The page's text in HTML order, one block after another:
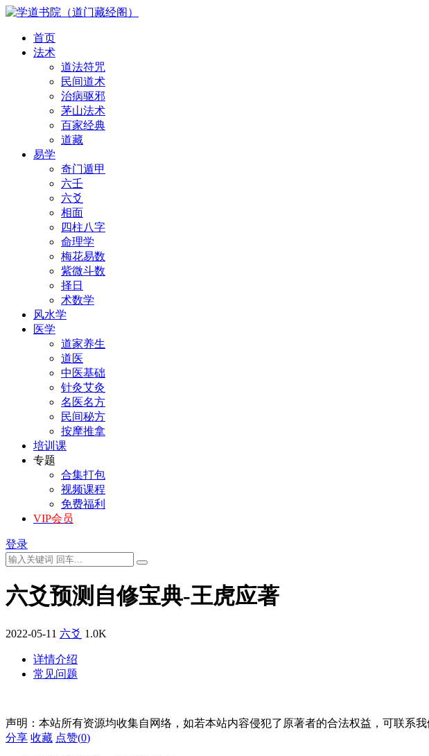
首页
法术
道法符咒
民间道术
治病驱邪
茅山法术
百家经典
道藏
易学
奇门遁甲
六壬
六爻
相面
四柱八字
命理学
梅花易数
紫微斗数
择日
术数学
风水学
医学
道家养生
道医
中医基础
针灸艾灸
名医名方
民间秘方
按摩推拿
培训课
专题
合集打包
视频课程
免费福利
VIP会员
登录
六爻预测自修宝典-王虎应著
2022-05-11 六爻 1.0K
详情介绍
常见问题
声明：本站所有资源均收集自网络，如若本站内容侵犯了原著者的合法权益，可联系我
分享 收藏 点赞(0)